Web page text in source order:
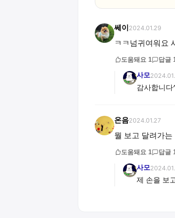
쎄이 2024.01.29
ㅋㅋ넘귀여워요
도움돼요 1 답글
사모
감사합니다
온음2024.01.27
뭘 보고 달려가
도움돼요 1 답글
사모
제 손을 보